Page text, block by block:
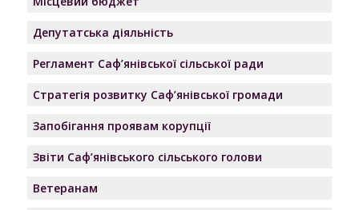
Депутатська діяльність
Регламент Саф’янівської сільської ради
Стратегія розвитку Саф’янівської громади
Запобігання проявам корупції
Звіти Саф’янівського сільського голови
Ветеранам